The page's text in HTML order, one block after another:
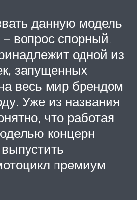
данную модель
– вопрос спорный.
одной из
запущенных
весь мир брендом
Уже из названия
что работая
концерн
премиум